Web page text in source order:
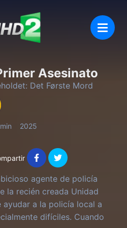
Asesinato
Det Første Mord
2025
agente de policía
la recién creada Unidad
ayudar a la policía local a
difíciles. Cuando